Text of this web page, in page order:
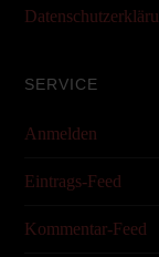
SERVICE
Anmelden
Eintrags-Feed
Kommentar-Feed